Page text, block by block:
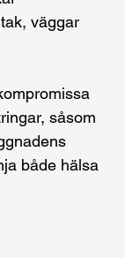
väggar
såsom
både hälsa